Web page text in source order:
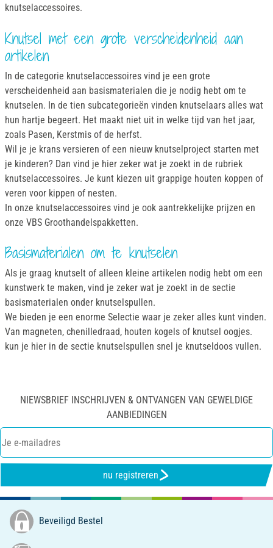
knutselaccessoires.
Knutsel met een grote verscheidenheid aan
artikelen
In de categorie knutselaccessoires vind je een grote
verscheidenheid aan basismaterialen die je nodig hebt om te
knutselen. In de tien subcategorieën vinden knutselaars alles wat
hun hartje begeert. Het maakt niet uit in welke tijd van het jaar,
zoals Pasen, Kerstmis of de herfst.
Wil je je krans versieren of een nieuw knutselproject starten met
je kinderen? Dan vind je hier zeker wat je zoekt in de rubriek
knutselaccessoires. Je kunt kiezen uit grappige houten koppen of
veren voor kippen of nesten.
In onze knutselaccessoires vind je ook aantrekkelijke prijzen en
onze VBS Groothandelspakketten.
Basismaterialen om te knutselen
Als je graag knutselt of alleen kleine artikelen nodig hebt om een
kunstwerk te maken, vind je zeker wat je zoekt in de sectie
basismaterialen onder knutselspullen.
We bieden je een enorme Selectie waar je zeker alles kunt vinden.
Van magneten, chenilledraad, houten kogels of knutsel oogjes.
kun je hier in de sectie knutselspullen snel je knutseldoos vullen.
NIEWSBRIEF INSCHRIJVEN & ONTVANGEN VAN GEWELDIGE
AANBIEDINGEN
nu registreren
Beveiligd Bestel